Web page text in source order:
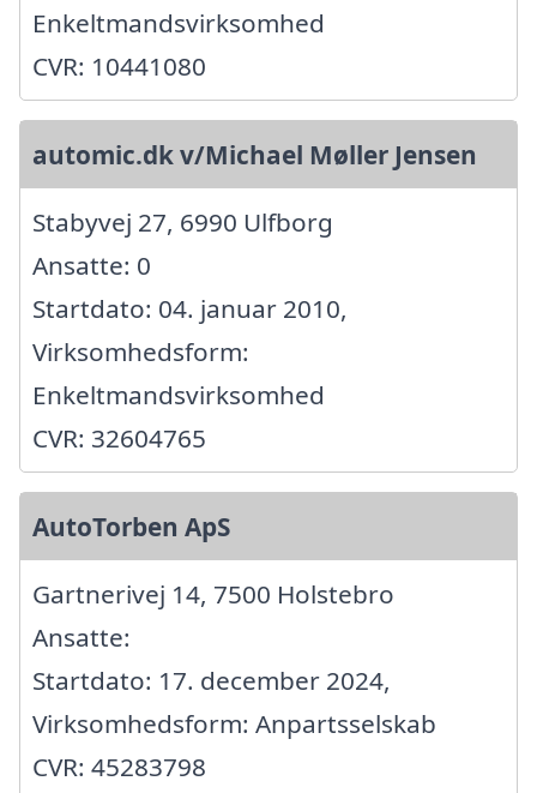
Enkeltmandsvirksomhed
CVR: 10441080
automic.dk v/Michael Møller Jensen
Stabyvej 27, 6990 Ulfborg
Ansatte: 0
Startdato: 04. januar 2010,
Virksomhedsform:
Enkeltmandsvirksomhed
CVR: 32604765
AutoTorben ApS
Gartnerivej 14, 7500 Holstebro
Ansatte:
Startdato: 17. december 2024,
Virksomhedsform: Anpartsselskab
CVR: 45283798